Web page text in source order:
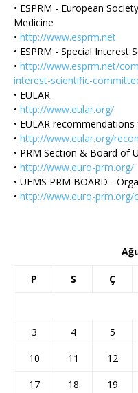
• ESPRM - European
Medicine
• http://www.esprm.net
• ESPRM - Special Interest
• http://www.esprm.net/
interest-scientific-
• EULAR
• http://www.eular.org/
• EULAR
• http://www.eular.org/
• PRM Section & Board of
• http://www.euro-prm.org/
• UEMS PRM BOARD -
• http://www.euro-prm.org/
P S Ç
3
4 5
10
11 12
17
18 19